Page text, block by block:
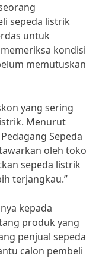
sepeda listrik
untuk
kondisi
memutuskan
yang sering
Menurut
Sepeda
oleh toko
sepeda listrik
terjangkau.”
kepada
produk yang
penjual sepeda
calon pembeli